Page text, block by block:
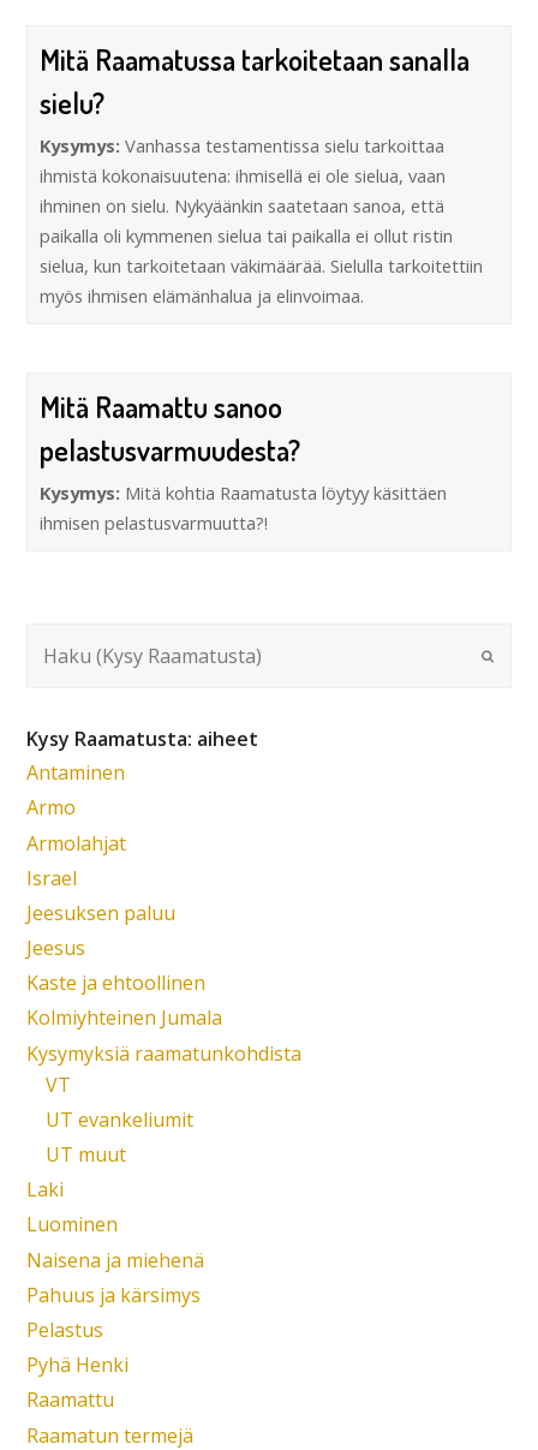
Mitä Raamatussa tarkoitetaan sanalla
sielu?
Kysymys:Vanhassa testamentissa sielu tarkoittaa
ihmistä kokonaisuutena: ihmisellä ei ole sielua, vaan
ihminen on sielu. Nykyäänkin saatetaan sanoa, että
paikalla oli kymmenen sielua tai paikalla ei ollut ristin
sielua, kun tarkoitetaan väkimäärää. Sielulla tarkoitettiin
myös ihmisen elämänhalua ja elinvoimaa.
Mitä Raamattu sanoo
pelastusvarmuudesta?
Kysymys: Mitä kohtia Raamatusta löytyy käsittäen
ihmisen pelastusvarmuutta?!
Kysy Raamatusta: aiheet
Antaminen
Armo
Armolahjat
Israel
Jeesuksen paluu
Jeesus
Kaste ja ehtoollinen
Kolmiyhteinen Jumala
Kysymyksiä raamatunkohdista
VT
UT evankeliumit
UT muut
Laki
Luominen
Naisena ja miehenä
Pahuus ja kärsimys
Pelastus
Pyhä Henki
Raamattu
Raamatun termejä